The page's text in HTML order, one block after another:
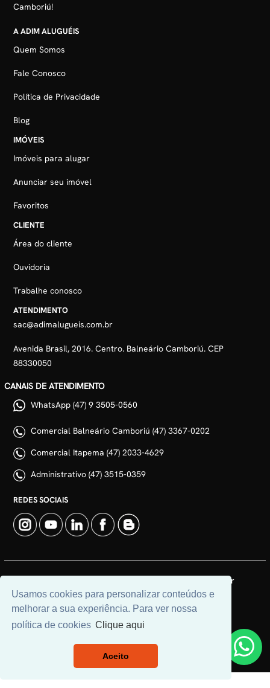
Usamos cookies para personalizar conteúdos e
melhorar a sua experiência. Para ver nossa
política de cookies Clique aqui
Aceito
Camboriú!
A ADIM ALUGUÉIS
Quem Somos
Fale Conosco
Política de Privacidade
Blog
IMÓVEIS
Imóveis para alugar
Anunciar seu imóvel
Favoritos
CLIENTE
Área do cliente
Ouvidoria
Trabalhe conosco
ATENDIMENTO
sac@adimalugueis.com.br
Avenida Brasil, 2016. Centro. Balneário Camboriú. CEP
88330050
CANAIS DE ATENDIMENTO
WhatsApp (47) 9 3505-0560
Comercial Balneário Camboriú (47) 3367-0202
Comercial Itapema (47) 2033-4629
Administrativo (47) 3515-0359
REDES SOCIAIS
© 2026 | Adim Aluguéis | CRECI: 3235J | Desenvolvido por
Universal Software.